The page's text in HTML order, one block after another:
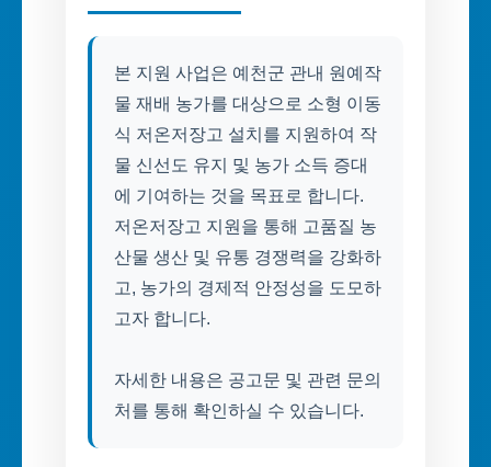
본 지원 사업은 예천군 관내 원예작
물 재배 농가를 대상으로 소형 이동
식 저온저장고 설치를 지원하여 작
물 신선도 유지 및 농가 소득 증대
에 기여하는 것을 목표로 합니다.
저온저장고 지원을 통해 고품질 농
산물 생산 및 유통 경쟁력을 강화하
고, 농가의 경제적 안정성을 도모하
고자 합니다.
자세한 내용은 공고문 및 관련 문의
처를 통해 확인하실 수 있습니다.